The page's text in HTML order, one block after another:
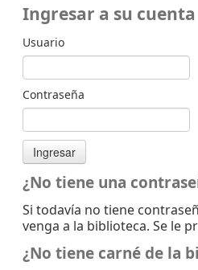
Ingresar a su cuenta
Usuario
Contraseña
¿No tiene una
Si todavía no tiene
venga a la biblioteca. Se le
¿No tiene carné de la